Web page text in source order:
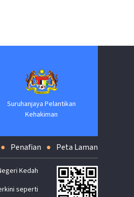
Suruhanjaya Pelantikan
Kehakiman
Penafian Peta Laman
Kedah
seperti